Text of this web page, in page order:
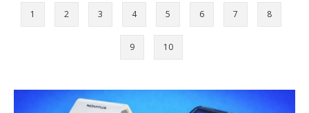
1 2 3 4 5 6 7 8
9 10